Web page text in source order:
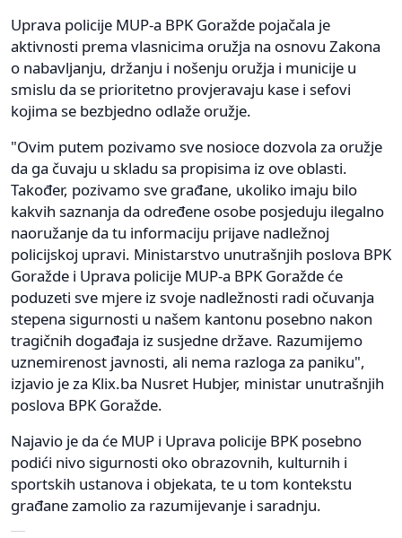
Uprava policije MUP-a BPK Goražde pojačala je
aktivnosti prema vlasnicima oružja na osnovu Zakona
o nabavljanju, držanju i nošenju oružja i municije u
smislu da se prioritetno provjeravaju kase i sefovi
kojima se bezbjedno odlaže oružje.
"Ovim putem pozivamo sve nosioce dozvola za oružje
da ga čuvaju u skladu sa propisima iz ove oblasti.
Također, pozivamo sve građane, ukoliko imaju bilo
kakvih saznanja da određene osobe posjeduju ilegalno
naoružanje da tu informaciju prijave nadležnoj
policijskoj upravi. Ministarstvo unutrašnjih poslova BPK
Goražde i Uprava policije MUP-a BPK Goražde će
poduzeti sve mjere iz svoje nadležnosti radi očuvanja
stepena sigurnosti u našem kantonu posebno nakon
tragičnih događaja iz susjedne države. Razumijemo
uznemirenost javnosti, ali nema razloga za paniku",
izjavio je za Klix.ba Nusret Hubjer, ministar unutrašnjih
poslova BPK Goražde.
Najavio je da će MUP i Uprava policije BPK posebno
podići nivo sigurnosti oko obrazovnih, kulturnih i
sportskih ustanova i objekata, te u tom kontekstu
građane zamolio za razumijevanje i saradnju.